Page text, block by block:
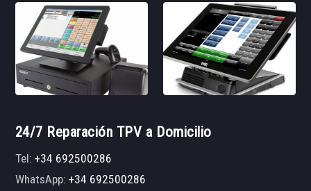
24/7 Reparación TPV a Domicilio
Tel:+34 692500286
WhatsApp:+34 692500286